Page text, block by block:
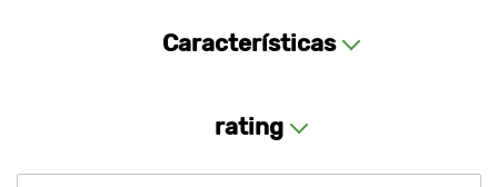
Características
rating